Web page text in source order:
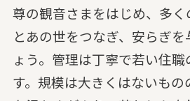
尊の観音さまをはじめ、多
とあの世をつなぎ、安らぎ
ょう。管理は丁寧で若い住
す。規模は大きくはないも